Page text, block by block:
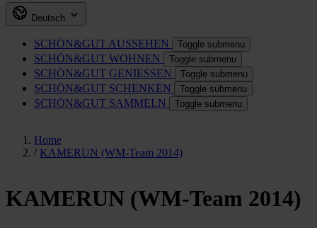
Deutsch
SCHÖN&GUT AUSSEHEN Toggle submenu
SCHÖN&GUT WOHNEN Toggle submenu
SCHÖN&GUT GENIESSEN Toggle submenu
SCHÖN&GUT SCHENKEN Toggle submenu
SCHÖN&GUT SAMMELN Toggle submenu
Home
/ KAMERUN (WM-Team 2014)
KAMERUN (WM-Team 2014)